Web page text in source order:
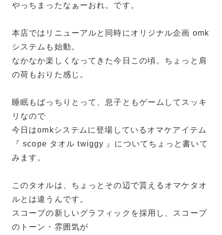
やっちまったなぁーおれ。です。
本店ではリニューアルと同時にオリジナル企画 omk
システムも始動。
なかなか楽しくなってきた今日この頃。ちょっと肩
の荷もおりた感じ。
睡眠もばっちりとって、息子ともゲームしてスッキ
リなので
今日はomkシステムに登場しているオマケアイテム
『 scope タオル twiggy 』についてちょっと書いて
みます。
このタオルは、ちょっとその辺で貰えるオマケタオ
ルとは違うんです。
スコープの新しいグラフィックを採用し、スコープ
のトーン・雰囲気が